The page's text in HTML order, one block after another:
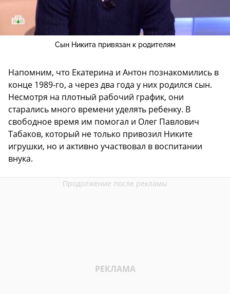
Сын Никита привязан к родителям
Напомним, что Екатерина и Антон познакомились в
конце 1989-го, а через два года у них родился сын.
Несмотря на плотный рабочий график, они
старались много времени уделять ребенку. В
свободное время им помогал и Олег Павлович
Табаков, который не только привозил Никите
игрушки, но и активно участвовал в воспитании
внука.